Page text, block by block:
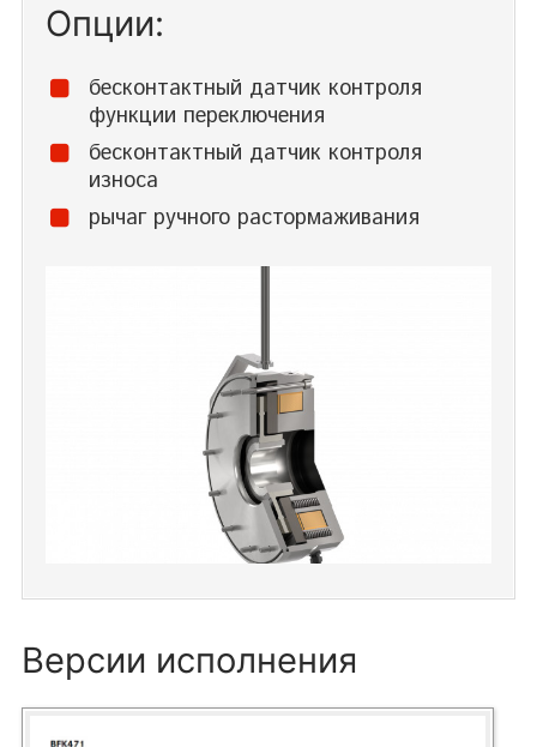
Опции:
бесконтактный датчик контроля
функции переключения
бесконтактный датчик контроля
износа
рычаг ручного растормаживания
Версии исполнения